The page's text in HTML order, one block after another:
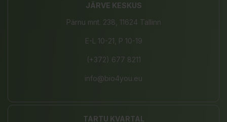
JÄRVE KESKUS
Pärnu mnt. 238, 11624 Tallinn
E-L 10-21, P 10-19
(+372) 677 8211
info@bio4you.eu
TARTU KVARTAL